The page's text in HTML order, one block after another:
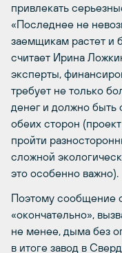
привлекать
«Последнее не
заемщикам растет и
считает Ирина
эксперты,
требует не только
денег и должно быть
обеих сторон
пройти
сложной
это особенно важно).
Поэтому сообщение
«окончательно»,
не менее, дыма без
в итоге завод в